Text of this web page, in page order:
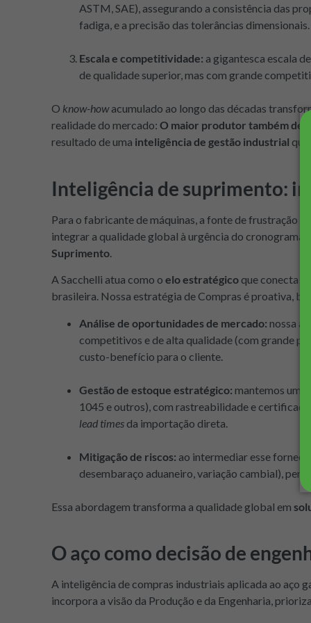
ASTM, SAE), assegurando a consistência das
fadiga, e a precisão das tolerâncias dimensionais.
Escala e competitividade: a gigantesca escala
de qualidade superior, mas com grande
O know-howacumulado ao longo das décadas
realidade do mercado: O maior produtor também
resultado de uma inteligência de gestão industrial que
Inteligência de suprimento:
Para o fabricante de máquinas, a fonte de frustração
integrar a qualidade global à urgência do cronograma
Suprimento
A Sacchelli atua como o elo estratégico que conecta a
brasileira. Nossa estratégia de Compras é proativa,
Análise de oportunidades de mercado: nossa
competitivos e de alta qualidade (com grande
custo-benefício para o cliente.
Gestão de estoque estratégico: mantemos um
1045 e outros), com rastreabilidade e
lead times da importação direta.
Mitigação de riscos: ao intermediar esse
desembaraço aduaneiro, variação cambial),
Essa abordagem transforma a qualidade global em
O aço como decisão de
A inteligência de compras industriais aplicada ao aço
incorpora a visão da Produção e da Engenharia,